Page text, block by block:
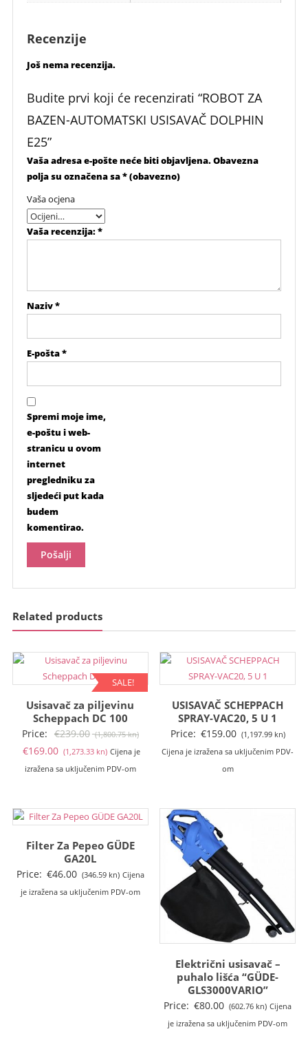
Recenzije
Još nema recenzija.
Budite prvi koji će recenzirati “ROBOT ZA
BAZEN-AUTOMATSKI USISAVAČ DOLPHIN
E25”
Vaša adresa e-pošte neće biti objavljena.Obavezna
polja su označena sa* (obavezno)
Vaša ocjena
Vaša recenzija:*
Naziv*
E-pošta*
Spremi moje ime,
e-poštu i web-
stranicu u ovom
internet
pregledniku za
sljedeći put kada
budem
komentirao.
Related products
SALE!
Usisavač za piljevinu
Scheppach DC 100
Price: €239.00 (1,800.75 kn)Izvorna
cijena
(1,800.75
€169.00 (1,273.33 kn)Trenutna
cijena
(1,273.33
Cijena je
izražena sa uključenim PDV-om
USISAVAČ SCHEPPACH
SPRAY-VAC20, 5 U 1
Price: €159.00 (1,197.99 kn)
Cijena je izražena sa uključenim PDV-
om
Filter Za Pepeo GÜDE
GA20L
Price: €46.00 (346.59 kn) Cijena
je izražena sa uključenim PDV-om
Električni usisavač –
puhalo lišća “GÜDE-
GLS3000VARIO”
Price: €80.00 (602.76 kn) Cijena
je izražena sa uključenim PDV-om